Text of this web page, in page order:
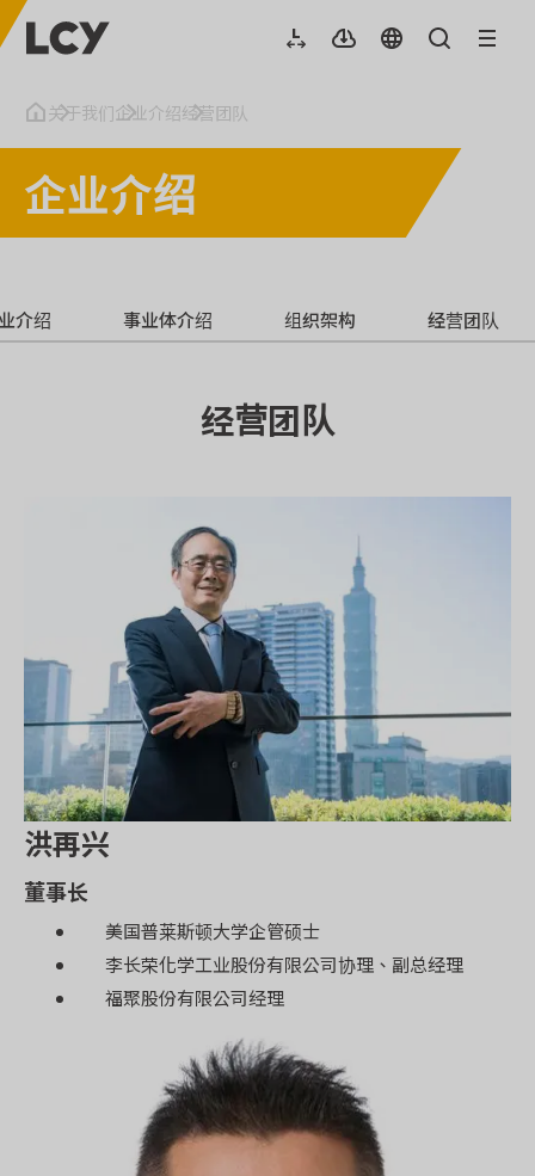
关于我们企业介绍经营团队
企业介绍
介绍 事业体介绍 组织架构 经营团队
经营团队
洪再兴
董事长
美国普莱斯顿大学企管硕士
李长荣化学工业股份有限公司协理、副总经理
福聚股份有限公司经理